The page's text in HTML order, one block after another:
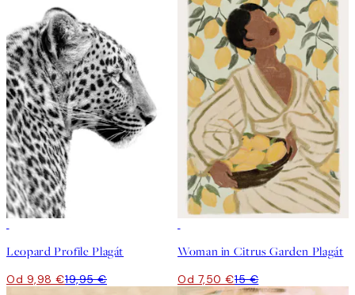
Leopard Profile Plagát
Od 9,98 €19,95 €
Woman in Citrus Garden Plagát
Od 7,50 €15 €